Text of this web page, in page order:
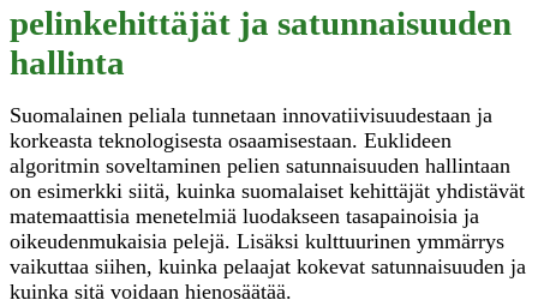
pelinkehittäjät ja satunnaisuuden
hallinta
Suomalainen peliala tunnetaan innovatiivisuudestaan ja
korkeasta teknologisesta osaamisestaan. Euklideen
algoritmin soveltaminen pelien satunnaisuuden hallintaan
on esimerkki siitä, kuinka suomalaiset kehittäjät yhdistävät
matemaattisia menetelmiä luodakseen tasapainoisia ja
oikeudenmukaisia pelejä. Lisäksi kulttuurinen ymmärrys
vaikuttaa siihen, kuinka pelaajat kokevat satunnaisuuden ja
kuinka sitä voidaan hienosäätää.